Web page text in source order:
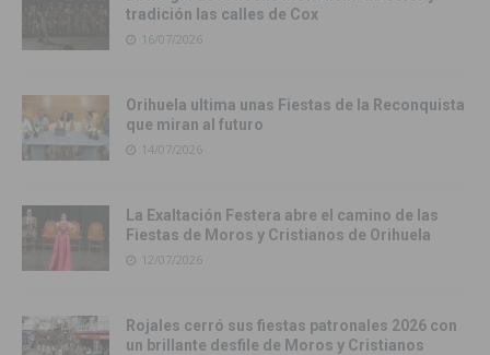
tradición las calles de Cox
16/07/2026
Orihuela ultima unas Fiestas de la Reconquista
que miran al futuro
14/07/2026
La Exaltación Festera abre el camino de las
Fiestas de Moros y Cristianos de Orihuela
12/07/2026
Rojales cerró sus fiestas patronales 2026 con
un brillante desfile de Moros y Cristianos